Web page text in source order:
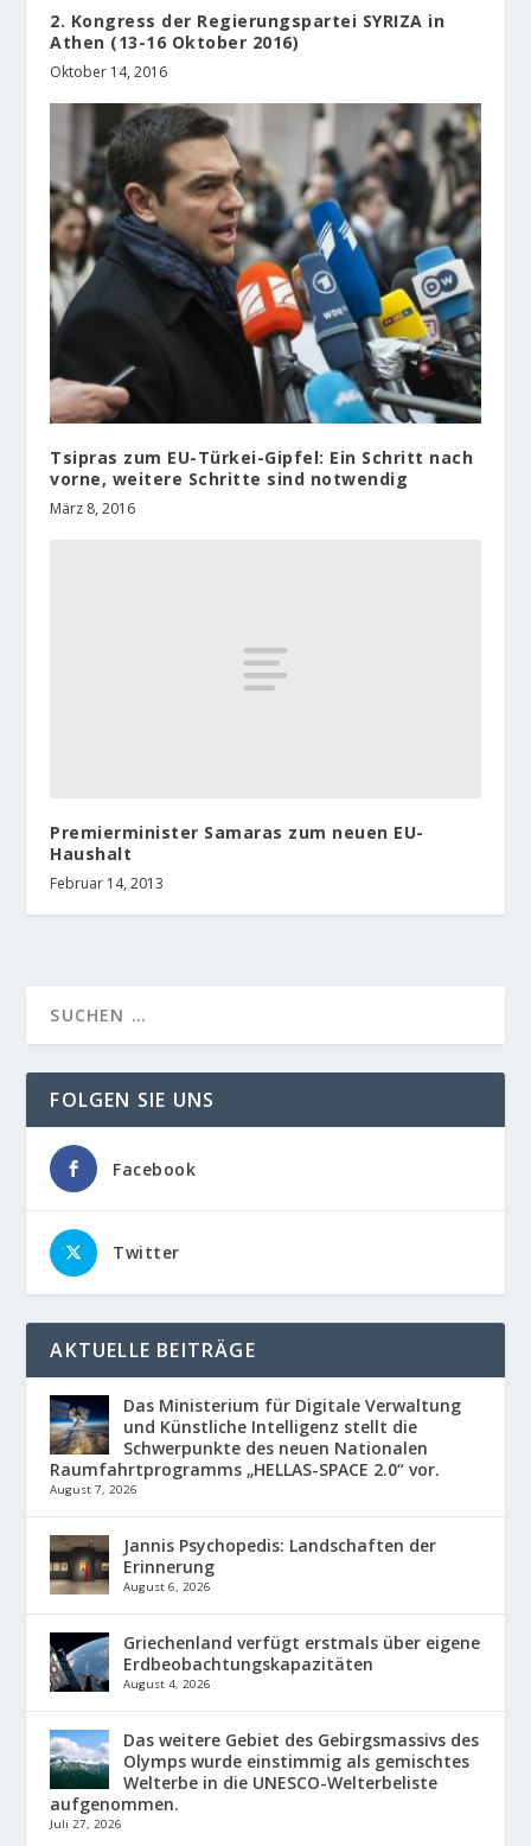
2. Kongress der Regierungspartei SYRIZA in
Athen (13-16 Oktober 2016)
Oktober 14, 2016
Tsipras zum EU-Türkei-Gipfel: Ein Schritt nach
vorne, weitere Schritte sind notwendig
März 8, 2016
Premierminister Samaras zum neuen EU-
Haushalt
Februar 14, 2013
FOLGEN SIE UNS
Facebook
Twitter
AKTUELLE BEITRÄGE
Das Ministerium für Digitale Verwaltung
und Künstliche Intelligenz stellt die
Schwerpunkte des neuen Nationalen
Raumfahrtprogramms „HELLAS-SPACE 2.0“ vor.
August 7, 2026
Jannis Psychopedis: Landschaften der
Erinnerung
August 6, 2026
Griechenland verfügt erstmals über eigene
Erdbeobachtungskapazitäten
August 4, 2026
Das weitere Gebiet des Gebirgsmassivs des
Olymps wurde einstimmig als gemischtes
Welterbe in die UNESCO-Welterbeliste
aufgenommen.
Juli 27, 2026